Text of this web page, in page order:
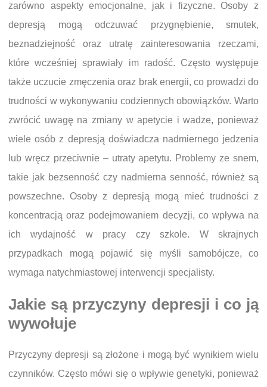
zarówno aspekty emocjonalne, jak i fizyczne. Osoby z
depresją mogą odczuwać przygnębienie, smutek,
beznadziejność oraz utratę zainteresowania rzeczami,
które wcześniej sprawiały im radość. Często występuje
także uczucie zmęczenia oraz brak energii, co prowadzi do
trudności w wykonywaniu codziennych obowiązków. Warto
zwrócić uwagę na zmiany w apetycie i wadze, ponieważ
wiele osób z depresją doświadcza nadmiernego jedzenia
lub wręcz przeciwnie – utraty apetytu. Problemy ze snem,
takie jak bezsenność czy nadmierna senność, również są
powszechne. Osoby z depresją mogą mieć trudności z
koncentracją oraz podejmowaniem decyzji, co wpływa na
ich wydajność w pracy czy szkole. W skrajnych
przypadkach mogą pojawić się myśli samobójcze, co
wymaga natychmiastowej interwencji specjalisty.
Jakie są przyczyny depresji i co ją
wywołuje
Przyczyny depresji są złożone i mogą być wynikiem wielu
czynników. Często mówi się o wpływie genetyki, ponieważ